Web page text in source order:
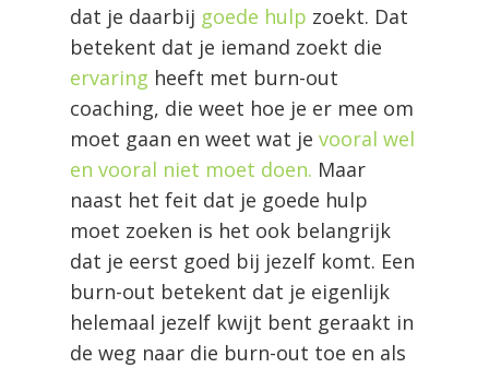
dat je daarbij goede hulp zoekt. Dat
betekent dat je iemand zoekt die
ervaring heeft met burn-out
coaching, die weet hoe je er mee om
moet gaan en weet wat je vooral wel
en vooral niet moet doen. Maar
naast het feit dat je goede hulp
moet zoeken is het ook belangrijk
dat je eerst goed bij jezelf komt. Een
burn-out betekent dat je eigenlijk
helemaal jezelf kwijt bent geraakt in
de weg naar die burn-out toe en als